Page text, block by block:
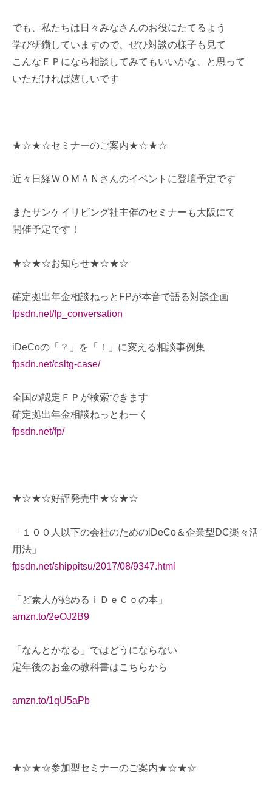
でも、私たちは日々みなさんのお役にたてるよう
学び研鑽していますので、ぜひ対談の様子も見て
こんなＦＰになら相談してみてもいいかな、と思って
いただければ嬉しいです
★☆★☆セミナーのご案内★☆★☆
近々日経ＷＯＭＡＮさんのイベントに登壇予定です
またサンケイリビング社主催のセミナーも大阪にて
開催予定です！
★☆★☆お知らせ★☆★☆
確定拠出年金相談ねっとFPが本音で語る対談企画
fpsdn.net/fp_conversation
iDeCoの「？」を「！」に変える相談事例集
fpsdn.net/csltg-case/
全国の認定ＦＰが検索できます
確定拠出年金相談ねっとわーく
fpsdn.net/fp/
★☆★☆好評発売中★☆★☆
「１００人以下の会社のためのiDeCo＆企業型DC楽々活
用法」
fpsdn.net/shippitsu/2017/08/9347.html
「ど素人が始めるｉＤｅＣｏの本」
amzn.to/2eOJ2B9
「なんとかなる」ではどうにならない
定年後のお金の教科書はこちらから
amzn.to/1qU5aPb
★☆★☆参加型セミナーのご案内★☆★☆